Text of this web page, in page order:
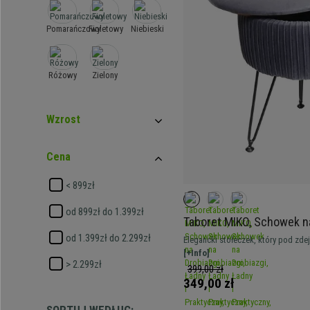
PomarańczowyFioletowy Niebieski
Różowy Zielony
Wzrost
Cena
< 899zł
od 899zł do 1.399zł
od 1.399zł do 2.299zł
> 2.299zł
Taboret MIKO, Schowek
i Praktyczny, Czarne
Szary
Elegancki stołeczek, który pod
praktyczny schowek na przedmioty.
[+Info]
399,00 zł
349,00 zł